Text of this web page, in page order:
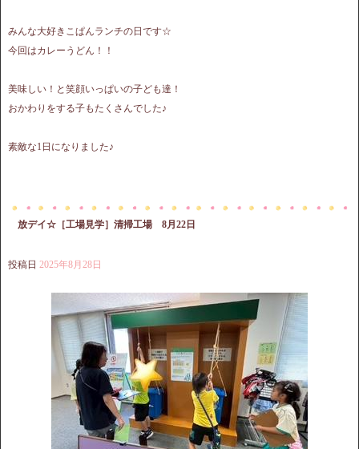
みんな大好きこぱんランチの日です☆
今回はカレーうどん！！
美味しい！と笑顔いっぱいの子ども達！
おかわりをする子もたくさんでした♪
素敵な1日になりました♪
放デイ☆［工場見学］清掃工場 8月22日
投稿日 2025年8月28日